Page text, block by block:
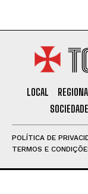
LOCAL
SOCIEDADE
POLÍTICA DE
TERMOS E